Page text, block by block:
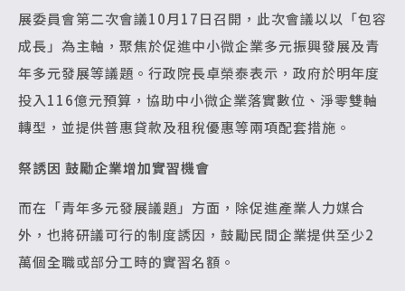
展委員會第二次會議10月17日召開，此次會議以以「包容
成長」為主軸，聚焦於促進中小微企業多元振興發展及青
年多元發展等議題。行政院長卓榮泰表示，政府於明年度
投入116億元預算，協助中小微企業落實數位、淨零雙軸
轉型，並提供普惠貸款及租稅優惠等兩項配套措施。
祭誘因 鼓勵企業增加實習機會
而在「青年多元發展議題」方面，除促進產業人力媒合
外，也將研議可行的制度誘因，鼓勵民間企業提供至少2
萬個全職或部分工時的實習名額。